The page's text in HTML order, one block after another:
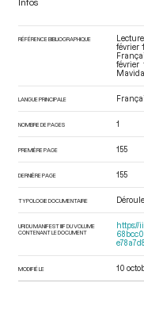
RÉFÉRENCE BIBLIOGRAPHIQUE
février
février
LANGUE PRINCIPALE
NOMBRE DE PAGES 1
PREMIÈRE PAGE 155
DERNIÈRE PAGE 155
TYPOLOGIE DOCUMENTAIRE
URI DU MANIFEST IIIF DU VOLUME
CONTENANT LE DOCUMENT
https://
MODIFIÉ LE 10